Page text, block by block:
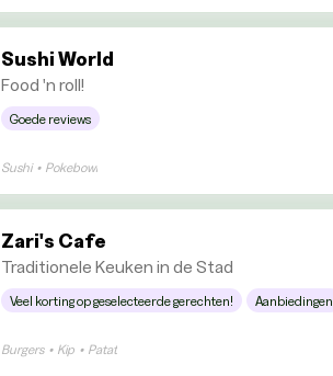
Sushi World
Food 'n roll!
Goede reviews
Sushi • Pokebowl
Zari's Cafe
Traditionele Keuken in de Stad
Veel korting op geselecteerde gerechten! Aanbiedingen
Burgers • Kip • Patat